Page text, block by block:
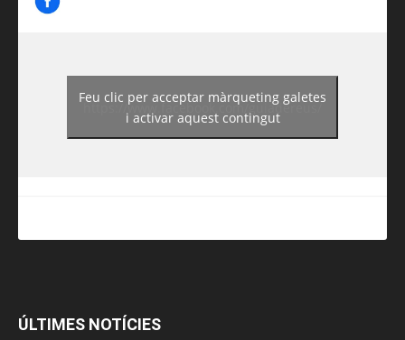
https://www.facebook.com/guiadereus/
Feu clic per acceptar màrqueting galetes
i activar aquest contingut
ÚLTIMES NOTÍCIES